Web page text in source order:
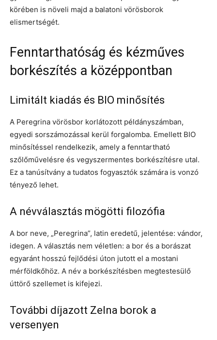
körében is növeli majd a balatoni vörösborok
elismertségét.
Fenntarthatóság és kézműves
borkészítés a középpontban
Limitált kiadás és BIO minősítés
A Peregrina vörösbor korlátozott példányszámban,
egyedi sorszámozással kerül forgalomba. Emellett BIO
minősítéssel rendelkezik, amely a fenntartható
szőlőművelésre és vegyszermentes borkészítésre utal.
Ez a tanúsítvány a tudatos fogyasztók számára is vonzó
tényező lehet.
A névválasztás mögötti filozófia
A bor neve, „Peregrina”, latin eredetű, jelentése: vándor,
idegen. A választás nem véletlen: a bor és a borászat
egyaránt hosszú fejlődési úton jutott el a mostani
mérföldkőhöz. A név a borkészítésben megtestesülő
úttörő szellemet is kifejezi.
További díjazott Zelna borok a
versenyen